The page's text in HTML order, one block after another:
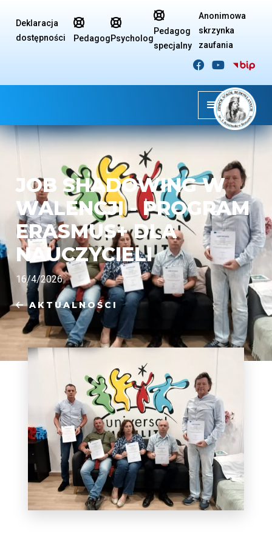
Deklaracja
dostępności

Pedagog

Psycholog

Pedagog
specjalny
Anonimowa
skrzynka
zaufania
 
JOB SHADOWING W
WALENCJI - PROGRAM
ERASMUS+ DLA
NAUCZYCIELI
16/4/2026
 AKTUALNOŚCI